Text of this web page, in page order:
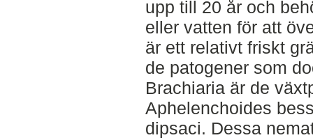
upp till 20 år och
eller vatten för att
är ett relativt friskt
de patogener som
Brachiaria är de
Aphelenchoides
dipsaci. Dessa